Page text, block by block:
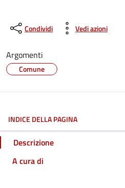
Condividi Vedi azioni
Argomenti
Comune
INDICE DELLA PAGINA
Descrizione
A cura di